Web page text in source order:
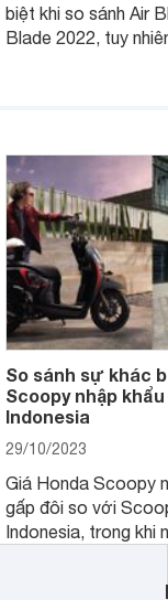
biệt khi so sánh Air
Blade 2022, tuy
So sánh sự khác
Scoopy nhập
Indonesia
29/10/2023
Giá Honda Scoopy
gấp đôi so với
Indonesia, trong khi
chênh lệch giá lớn